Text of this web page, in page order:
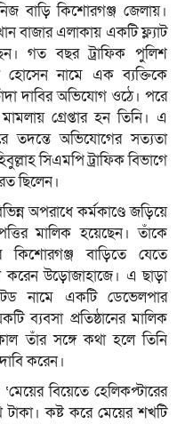
বাড়ি কিশোরগঞ্জ জেলায়।
বাজার এলাকায় একটি ফ্ল্যাট
গত বছর ট্রাফিক পুলিশ
হোসেন নামে এক ব্যক্তিকে
দাবির অভিযোগ ওঠে। পরে
গ্রেপ্তার হন তিনি। এ
তদন্তে অভিযোগের সত্যতা
সিএমপি ট্রাফিক বিভাগে
ছিলেন।
অপরাধে কর্মকাণ্ডে জড়িয়ে
মালিক হয়েছেন। তাঁকে
বাড়িতে যেতে
করেন উড়োজাহাজে। এ ছাড়া
নামে একটি ডেভেলপার
ব্যবসা প্রতিষ্ঠানের মালিক
তাঁর সঙ্গে কথা হলে তিনি
করেন।
বিয়েতে হেলিকপ্টারের
কষ্ট করে মেয়ের শখটি